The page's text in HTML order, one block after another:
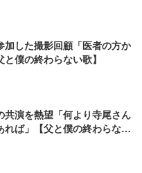
加した撮影回顧「医者の方か
僕の終わらない歌】
共演を熱望「何より寺尾さん
れば」【父と僕の終わらない